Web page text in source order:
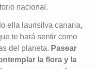
nacional.
ella laurisilva canaria,
te hará sentir como
del planeta. Pasear
la flora y la